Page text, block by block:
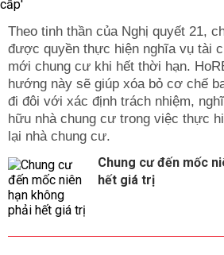
Theo tinh thần của Nghị quyết 21,
được quyền thực hiện nghĩa vụ tài
mới chung cư khi hết thời hạn.
hướng này sẽ giúp xóa bỏ cơ chế
đi đôi với xác định trách nhiệm,
hữu nhà chung cư trong việc thực
lại nhà chung cư.
Chung cư đến mốc
hết giá trị